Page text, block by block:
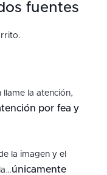
fuentes
la atención,
por fea y
la imagen y el
únicamente